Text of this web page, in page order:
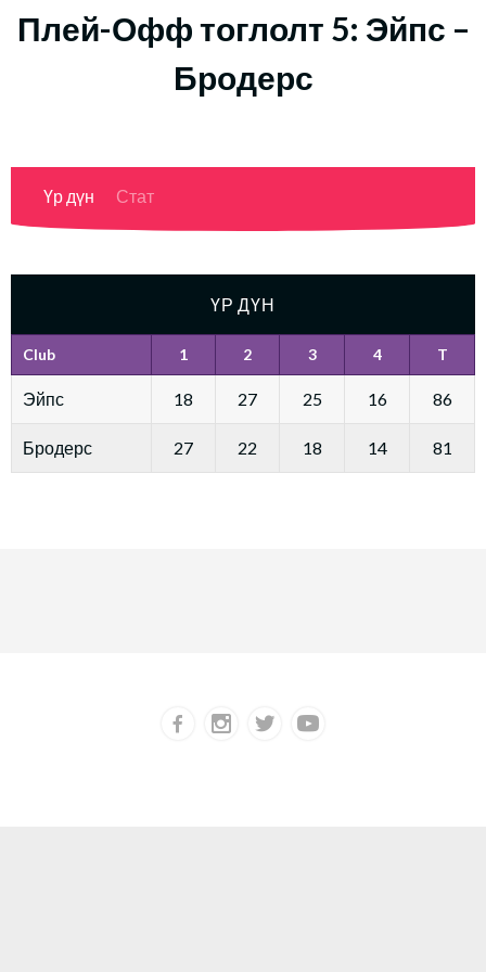
Плей-Офф тоглолт 5: Эйпс –
Бродерс
Үр дүн Стат
ҮР ДҮН
Club 1 2 3 4 T
Эйпс 18 27 25 16 86
Бродерс 27 22 18 14 81